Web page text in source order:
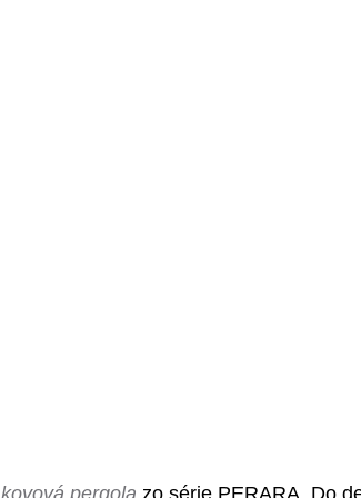
kovová pergola zo série PERARA. Do